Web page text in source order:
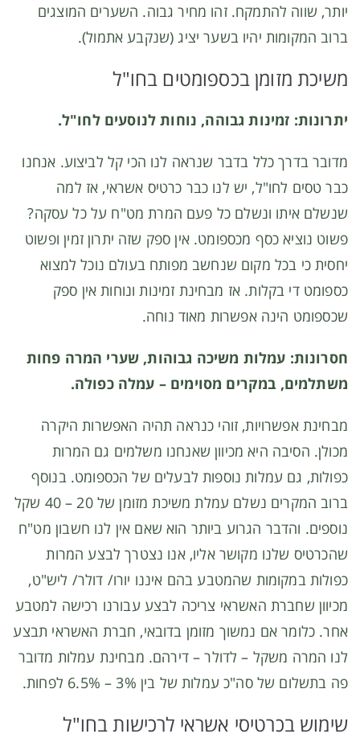
יותר, שווה להתמקח. זהו מחיר גבוה. השערים המוצגים
ברוב המקומות יהיו בשער יציג (שנקבע אתמול).
משיכת מזומן בכספומטים בחו"ל
יתרונות: זמינות גבוהה, נוחות לנוסעים לחו"ל.
מדובר בדרך כלל בדבר שנראה לנו הכי קל לביצוע. אנחנו
כבר טסים לחו"ל, יש לנו כבר כרטיס אשראי, אז למה
שנשלם איתו ונשלם כל פעם המרת מט"ח על כל עסקה?
פשוט נוציא כסף מכספומט. אין ספק שזה יתרון זמין ופשוט
יחסית כי בכל מקום שנחשב מפותח בעולם נוכל למצוא
כספומט די בקלות. אז מבחינת זמינות ונוחות אין ספק
שכספומט הינה אפשרות מאוד נוחה.
חסרונות: עמלות משיכה גבוהות, שערי המרה פחות
משתלמים, במקרים מסוימים – עמלה כפולה.
מבחינת אפשרויות, זוהי כנראה תהיה האפשרות היקרה
מכולן. הסיבה היא מכיוון שאנחנו משלמים גם המרות
כפולות, גם עמלות נוספות לבעלים של הכספומט. בנוסף
ברוב המקרים נשלם עמלת משיכת מזומן של 20 – 40 שקל
נוספים. והדבר הגרוע ביותר הוא שאם אין לנו חשבון מט"ח
שהכרטיס שלנו מקושר אליו, אנו נצטרך לבצע המרות
כפולות במקומות שהמטבע בהם איננו יורו/ דולר/ ליש"ט,
מכיוון שחברת האשראי צריכה לבצע עבורנו רכישה למטבע
אחר. כלומר אם נמשוך מזומן בדובאי, חברת האשראי תבצע
לנו המרה משקל – לדולר – דירהם. מבחינת עמלות מדובר
פה בתשלום של סה"כ עמלות של בין 3% – 6.5% לפחות.
שימוש בכרטיסי אשראי לרכישות בחו"ל